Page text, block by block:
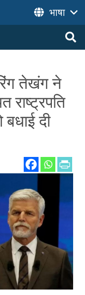
भाषा
तेखंग ने
राष्ट्रपति
दी